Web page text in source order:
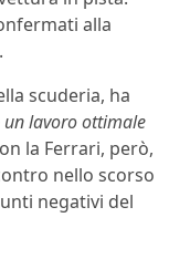
alla
scuderia, ha
lavoro ottimale
la Ferrari, però,
nello scorso
negativi del